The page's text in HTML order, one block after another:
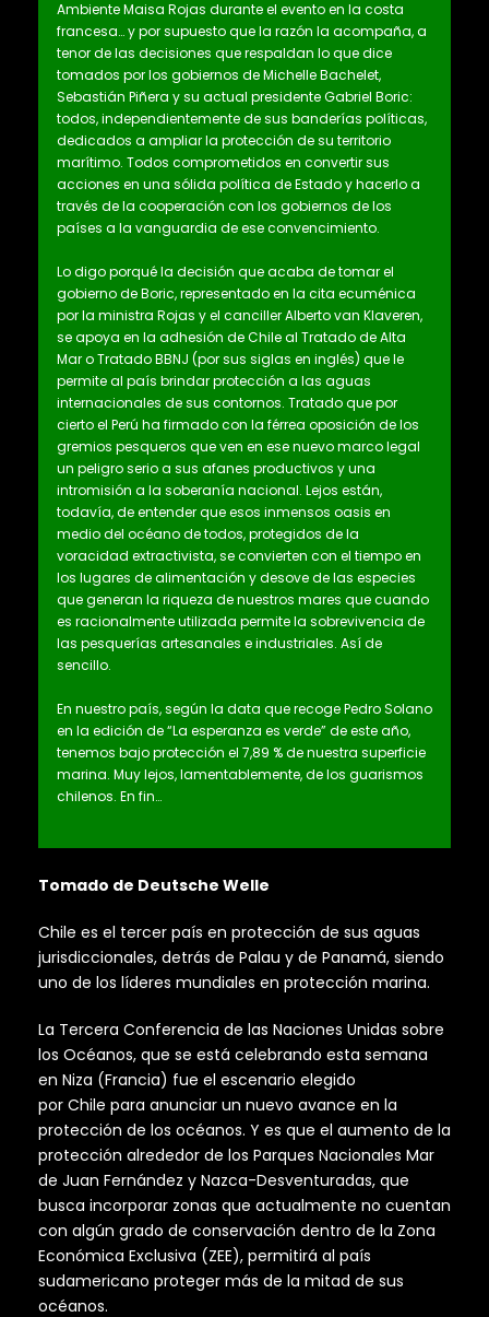
Ambiente Maisa Rojas durante el evento en la costa
francesa… y por supuesto que la razón la acompaña, a
tenor de las decisiones que respaldan lo que dice
tomados por los gobiernos de Michelle Bachelet,
Sebastián Piñera y su actual presidente Gabriel Boric:
todos, independientemente de sus banderías políticas,
dedicados a ampliar la protección de su territorio
marítimo. Todos comprometidos en convertir sus
acciones en una sólida política de Estado y hacerlo a
través de la cooperación con los gobiernos de los
países a la vanguardia de ese convencimiento.
Lo digo porqué la decisión que acaba de tomar el
gobierno de Boric, representado en la cita ecuménica
por la ministra Rojas y el canciller Alberto van Klaveren,
se apoya en la adhesión de Chile al Tratado de Alta
Mar o Tratado BBNJ (por sus siglas en inglés) que le
permite al país brindar protección a las aguas
internacionales de sus contornos. Tratado que por
cierto el Perú ha firmado con la férrea oposición de los
gremios pesqueros que ven en ese nuevo marco legal
un peligro serio a sus afanes productivos y una
intromisión a la soberanía nacional. Lejos están,
todavía, de entender que esos inmensos oasis en
medio del océano de todos, protegidos de la
voracidad extractivista, se convierten con el tiempo en
los lugares de alimentación y desove de las especies
que generan la riqueza de nuestros mares que cuando
es racionalmente utilizada permite la sobrevivencia de
las pesquerías artesanales e industriales. Así de
sencillo.
En nuestro país, según la data que recoge Pedro Solano
en la edición de “La esperanza es verde” de este año,
tenemos bajo protección el 7,89 % de nuestra superficie
marina. Muy lejos, lamentablemente, de los guarismos
chilenos. En fin…
Tomado de Deutsche Welle
Chile es el tercer país en protección de sus aguas
jurisdiccionales, detrás de Palau y de Panamá, siendo
uno de los líderes mundiales en protección marina.
La Tercera Conferencia de las Naciones Unidas sobre
los Océanos, que se está celebrando esta semana
en Niza (Francia) fue el escenario elegido
por Chile para anunciar un nuevo avance en la
protección de los océanos. Y es que el aumento de la
protección alrededor de los Parques Nacionales Mar
de Juan Fernández y Nazca-Desventuradas, que
busca incorporar zonas que actualmente no cuentan
con algún grado de conservación dentro de la Zona
Económica Exclusiva (ZEE), permitirá al país
sudamericano proteger más de la mitad de sus
océanos.